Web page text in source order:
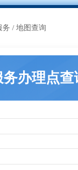
务 / 地图查询
办理点查